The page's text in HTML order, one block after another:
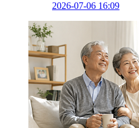
2026-07-06 16:09